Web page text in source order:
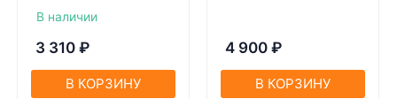
В наличии
3 310 ₽
В КОРЗИНУ
4 900 ₽
В КОРЗИНУ